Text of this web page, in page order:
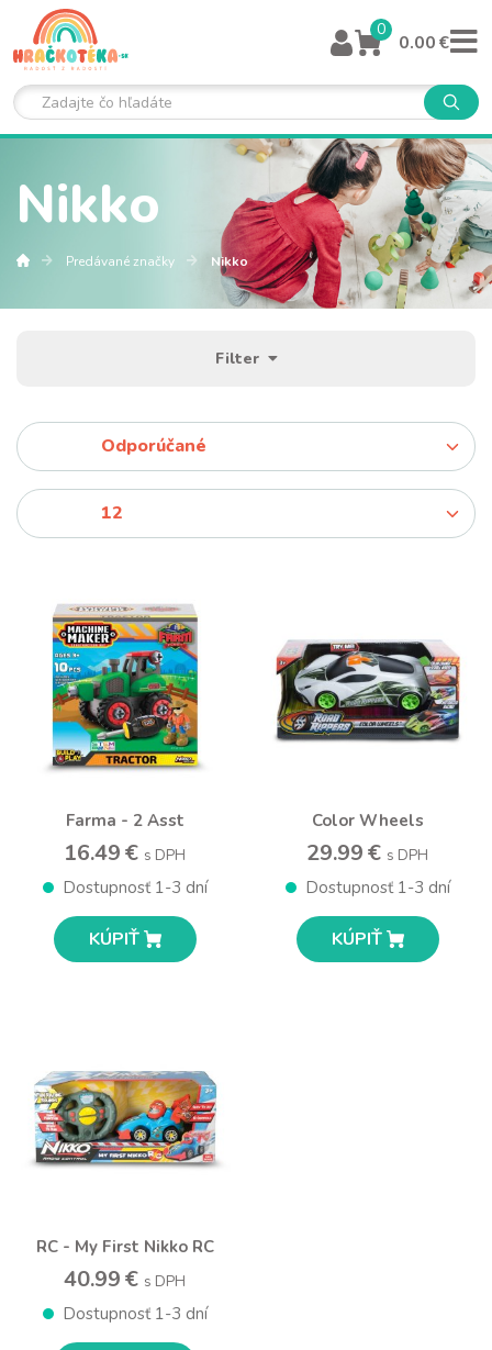
0
0.00 €
Nikko
Predávané značky Nikko
Filter
Farma - 2 Asst
16.49 € s DPH
Dostupnosť 1-3 dní
KÚPIŤ
Color Wheels
29.99 € s DPH
Dostupnosť 1-3 dní
KÚPIŤ
RC - My First Nikko RC
40.99 € s DPH
Dostupnosť 1-3 dní